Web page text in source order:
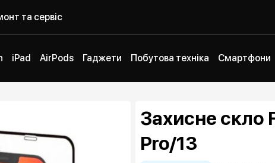
та сервіс
iPad AirPods Гаджети Побутова техніка Смартфони
Захисне скло
Pro/13